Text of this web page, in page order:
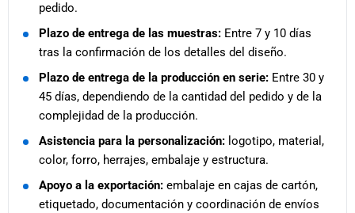
pedido.
Plazo de entrega de las muestras: Entre 7 y 10 días
tras la confirmación de los detalles del diseño.
Plazo de entrega de la producción en serie: Entre 30 y
45 días, dependiendo de la cantidad del pedido y de la
complejidad de la producción.
Asistencia para la personalización: logotipo, material,
color, forro, herrajes, embalaje y estructura.
Apoyo a la exportación: embalaje en cajas de cartón,
etiquetado, documentación y coordinación de envíos